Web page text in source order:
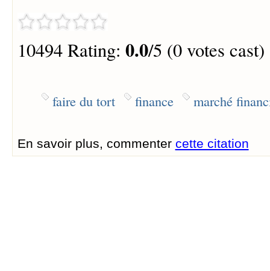
10494 Rating: 0.0/5 (0 votes cast)
faire du tort finance marché
En savoir plus, commenter cette citation